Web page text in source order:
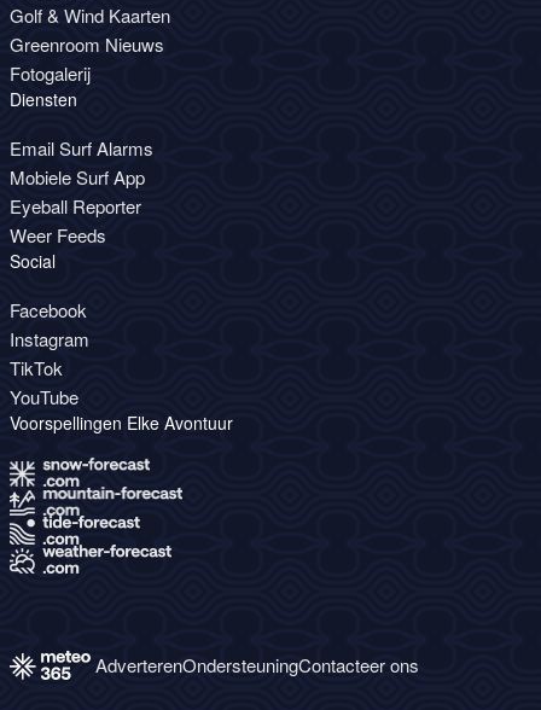
Golf & Wind Kaarten
Greenroom Nieuws
Fotogalerij
Diensten
Email Surf Alarms
Mobiele Surf App
Eyeball Reporter
Weer Feeds
Social
Facebook
Instagram
TikTok
YouTube
Voorspellingen Elke Avontuur
AdverterenOndersteuningContacteer ons